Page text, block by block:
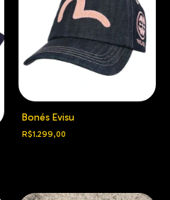
Bonés Evisu
R$1.299,00